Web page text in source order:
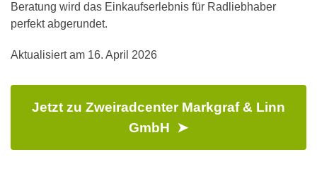
Beratung wird das Einkaufserlebnis für Radliebhaber
perfekt abgerundet.
Aktualisiert am 16. April 2026
Jetzt zu Zweiradcenter Markgraf & Linn
GmbH ➤